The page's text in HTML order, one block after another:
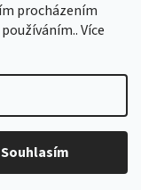
procházením
Více
Souhlasím
KONTAKTY
. Všechna práva